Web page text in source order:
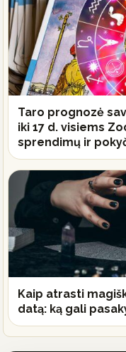
Taro prognozė
iki 17 d. visiems
sprendimų ir
Kaip atrasti
datą: ką gali